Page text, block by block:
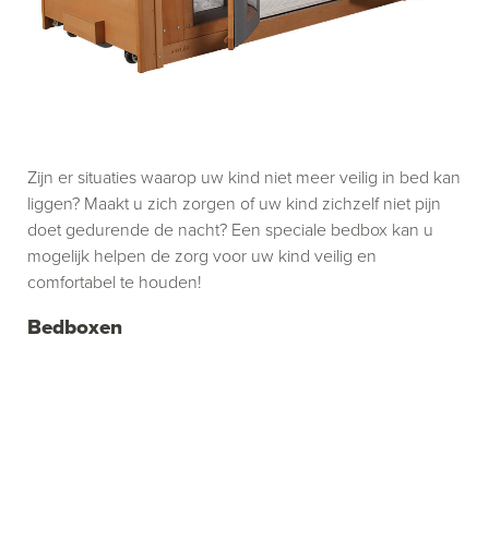
Bedboxen
Zijn er situaties waarop uw kind niet meer veilig in bed kan
liggen? Maakt u zich zorgen of uw kind zichzelf niet pijn
doet gedurende de nacht? Een speciale bedbox kan u
mogelijk helpen de zorg voor uw kind veilig en
comfortabel te houden!